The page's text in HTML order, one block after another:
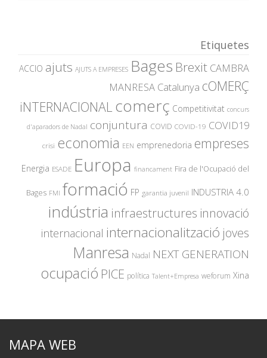
Etiquetes
ACCIO ajuts AJUTS A EMPRESES Bages Brexit CAMBRA
MANRESA Catalunya cOMERÇ
iNTERNACIONAL comerç Competitivitat concurs
d'aparadors de Nadal conjuntura COVID COVID-19 COVID19
crisi economia EEN emprenedoria empreses
Energia ESADE Europa financament Fira de l'Ocupació del
Bages FMI formació FP garantia juvenil INDUSTRIA 4.0
indústria infraestructures innovació
internacional internacionalització joves
Manresa Nadal NEXT GENERATION
ocupació PICE política Talent+Empresa weforum Xina
MAPA WEB